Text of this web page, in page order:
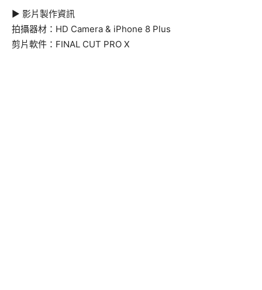
► 影片製作資訊
拍攝器材：HD Camera & iPhone 8 Plus
剪片軟件：FINAL CUT PRO X